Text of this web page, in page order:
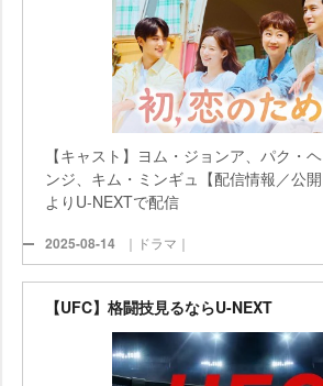
【キャスト】ヨム・ジョンア、パク・
ンジ、キム・ミンギュ【配信情報／公開
よりU-NEXTで配信
2025-08-14 ｜ドラマ｜
【UFC】格闘技見るならU-NEXT